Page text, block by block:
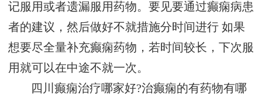
记服用或者遗漏服用药物。要见要通过癫痫病患
者的建议，然后做好不就措施分时间进行 如果
想要尽全量补充癫痫药物，若时间较长，下次服
用就可以在中途不就一次。
四川癫痫治疗哪家好?治癫痫的有药物有哪